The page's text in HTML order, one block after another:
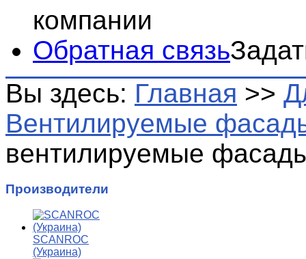
компании
Обратная связь
Вы здесь: Главная >>
Вентилируемые
вентилируемые
Производители
SCANROC
(Украина)